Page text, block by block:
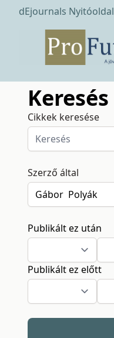
dEjournals Nyitóoldal
Keresés
Cikkek keresése
Szerző által
Publikált ez után
Publikált ez előtt